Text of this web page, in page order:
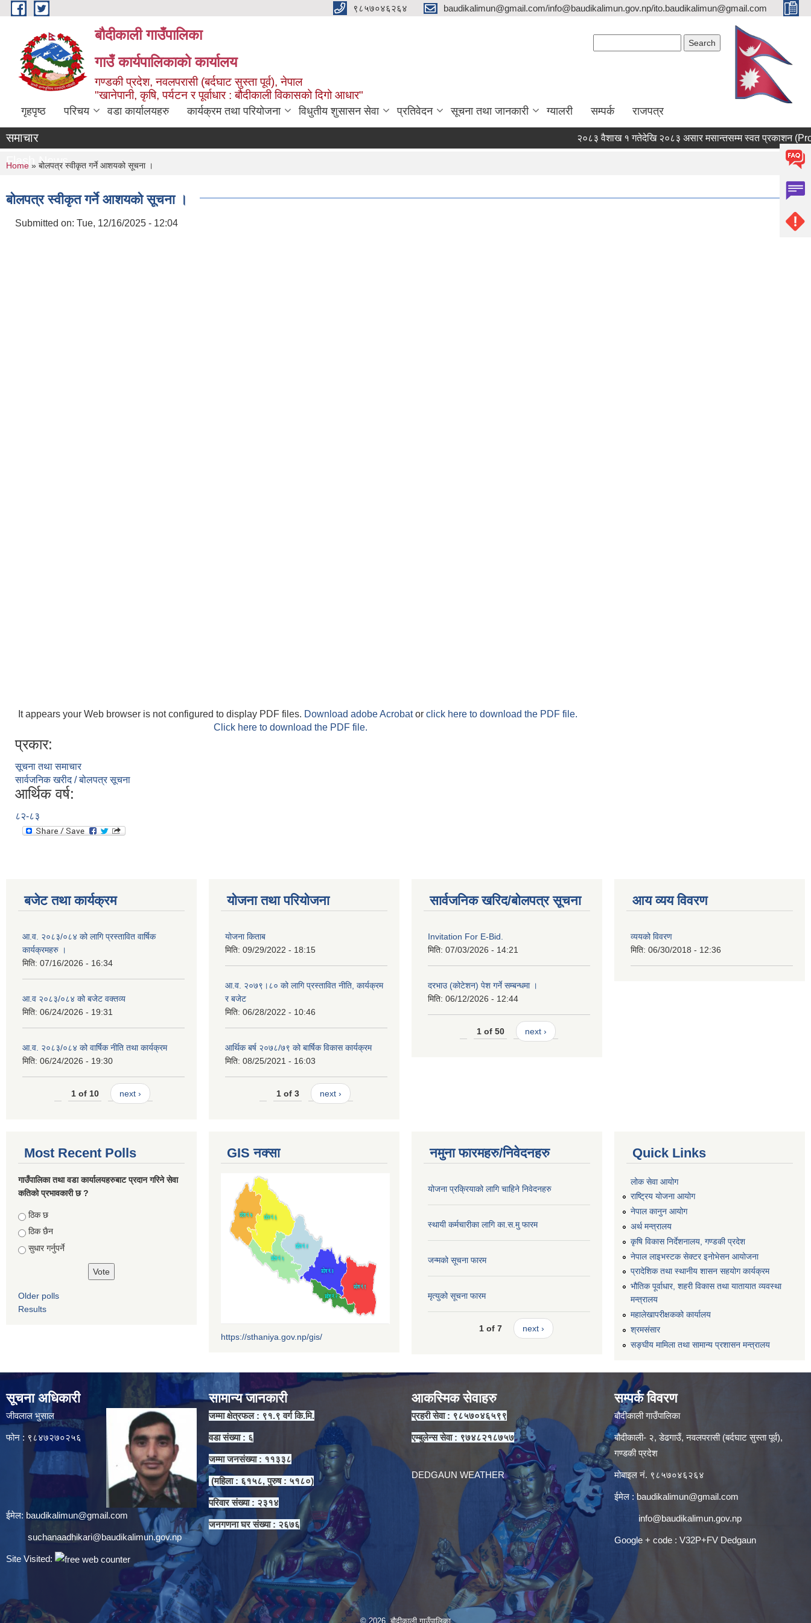
Skip to main content ९८५७०४६२६४ baudikalimun@gmail.com/info@baudikalimun.gov.np/ito.baudikalimun@gmail.com
बौदीकाली गाउँपालिका
गाउँ कार्यपालिकाको कार्यालय
गण्डकी प्रदेश, नवलपरासी (बर्दघाट सुस्ता पूर्व), नेपाल
"खानेपानी, कृषि, पर्यटन र पूर्वाधार : बौदीकाली विकासको दिगो आधार"
गृहपृष्ठ परिचय वडा कार्यालयहरु कार्यक्रम तथा परियोजना विधुतीय शुसासन सेवा प्रतिवेदन सूचना तथा जानकारी ग्यालरी सम्पर्क राजपत्र
समाचार २०८३ वैशाख १ गतेदेखि २०८३ असार मसान्तसम्म स्वत प्रकाशन
Flash News
You are here
Home » बोलपत्र स्वीकृत गर्ने आशयको सूचना ।
बोलपत्र स्वीकृत गर्ने आशयको सूचना ।
Submitted on: Tue, 12/16/2025 - 12:04
It appears your Web browser is not configured to display PDF files. Download adobe Acrobator click here to download the PDF file.
Click here to download the PDF file.
प्रकार:
सूचना तथा समाचार
सार्वजनिक खरीद / बोलपत्र सूचना
आर्थिक वर्ष:
८२-८३
बजेट तथा कार्यक्रम
आ.व. २०८३/०८४ को लागि प्रस्तावित वार्षिक
कार्यक्रमहरु ।
मिति: 07/16/2026 - 16:34
आ.व २०८३/०८४ को बजेट वक्तव्य
मिति: 06/24/2026 - 19:31
आ.व. २०८३/०८४ को वार्षिक नीति तथा कार्यक्रम
मिति: 06/24/2026 - 19:30
1 of 10 next ›
योजना तथा परियोजना
योजना किताब
मिति: 09/29/2022 - 18:15
आ.व. २०७९।८० को लागि प्रस्तावित नीति, कार्यक्रम
र बजेट
मिति: 06/28/2022 - 10:46
आर्थिक बर्ष २०७८/७९ को बार्षिक विकास कार्यक्रम
मिति: 08/25/2021 - 16:03
1 of 3 next ›
सार्वजनिक खरिद/बोलपत्र सूचना
Invitation For E-Bid.
मिति: 07/03/2026 - 14:21
दरभाउ (कोटेशन) पेश गर्ने सम्बन्धमा ।
मिति: 06/12/2026 - 12:44
1 of 50 next ›
आय व्यय विवरण
व्ययको विवरण
मिति: 06/30/2018 - 12:36
Most Recent Polls
गाउँपालिका तथा वडा कार्यालयहरुबाट प्रदान गरिने सेवा
कतिको प्रभावकारी छ ?
Choices
ठिक छ
ठिक छैन
सुधार गर्नुपर्ने
Older polls
Results
GIS नक्सा
https://sthaniya.gov.np/gis/
नमुना फारमहरु/निवेदनहरु
योजना प्रक्रियाको लागि चाहिने निवेदनहरु
स्थायी कर्मचारीका लागि का.स.मु फारम
जन्मको सूचना फारम
मृत्युको सूचना फारम
1 of 7 next ›
Quick Links
लोक सेवा आयोग
राष्ट्रिय योजना आयोग
नेपाल कानुन आयोग
अर्थ मन्त्रालय
कृषि विकास निर्देशनालय, गण्डकी प्रदेश
नेपाल लाइभस्टक सेक्टर इनोभेसन आयोजना
प्रादेशिक तथा स्थानीय शासन सहयोग कार्यक्रम
भौतिक पूर्वाधार, शहरी विकास तथा यातायात व्यवस्था
मन्त्रालय
महालेखापरीक्षकको कार्यालय
श्रमसंसार
सङ्घीय मामिला तथा सामान्य प्रशासन मन्त्रालय
सूचना अधिकारी
जीवलाल भुसाल
फोन : ९८४७२७०२५६
ईमेल: baudikalimun@gmail.com
suchanaadhikari@baudikalimun.gov.np
Site Visited:
सामान्य जानकारी
जम्मा क्षेत्रफल : ९१.९ वर्ग कि.मि.
वडा संख्या : ६
जम्मा जनसंख्या : ११३३८
(महिला : ६१५८, पुरुष : ५१८०)
परिवार संख्या : २३१४
जनगणना घर संख्या : २६७६
आकस्मिक सेवाहरु
प्रहरी सेवा : ९८५७०४६५९९
एम्बुलेन्स सेवा : ९७४८२१८७५७
DEDGAUN WEATHER
सम्पर्क विवरण
बौदीकाली गाउँपालिका
बौदीकाली- २, डेढगाउँ, नवलपरासी (बर्दघाट सुस्ता पूर्व),
गण्डकी प्रदेश
मोबाइल नं. ९८५७०४६२६४
ईमेल :baudikalimun@gmail.com
info@baudikalimun.gov.np
Google + code : V32P+FV Dedgaun
© 2026 बौदीकाली गाउँपालिका